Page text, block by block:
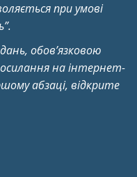
при умові
обов’язковою
на інтернет-
абзаці, відкрите